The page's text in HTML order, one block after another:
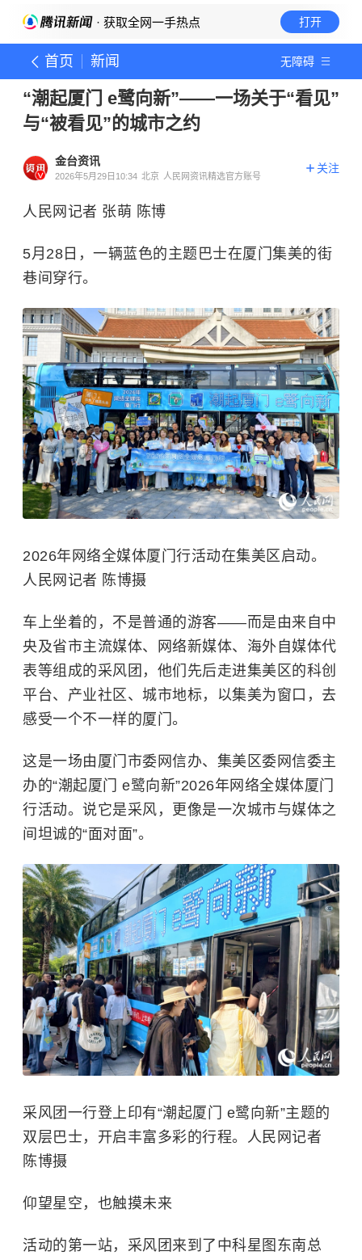
· 获取全网一手热点 打开
首页 新闻 无障碍
“潮起厦门 e鹭向新”——一场关于“看见”
与“被看见”的城市之约
金台资讯
2026年5月29日10:34 北京 人民网资讯精选官方账号
关注
人民网记者 张萌 陈博
5月28日，一辆蓝色的主题巴士在厦门集美的街
巷间穿行。
2026年网络全媒体厦门行活动在集美区启动。
人民网记者 陈博摄
车上坐着的，不是普通的游客——而是由来自中
央及省市主流媒体、网络新媒体、海外自媒体代
表等组成的采风团，他们先后走进集美区的科创
平台、产业社区、城市地标，以集美为窗口，去
感受一个不一样的厦门。
这是一场由厦门市委网信办、集美区委网信委主
办的“潮起厦门 e鹭向新”2026年网络全媒体厦门
行活动。说它是采风，更像是一次城市与媒体之
间坦诚的“面对面”。
采风团一行登上印有“潮起厦门 e鹭向新”主题的
双层巴士，开启丰富多彩的行程。人民网记者
陈博摄
仰望星空，也触摸未来
活动的第一站，采风团来到了中科星图东南总